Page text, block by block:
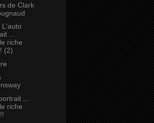
de Clark
L'auto
...
riche
(2)
...
riche